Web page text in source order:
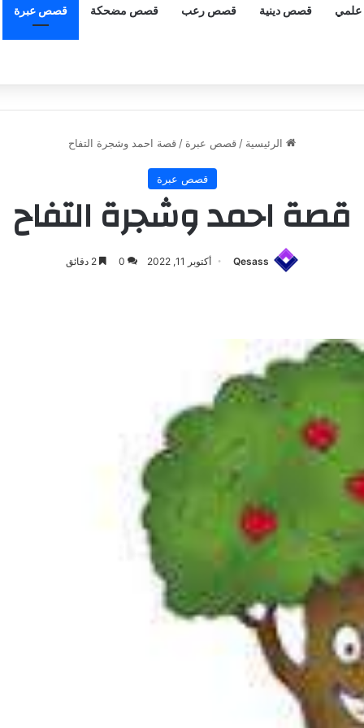
قصص دينية قصص رعب قصص مضحكة قصص عبرة
الرئيسية / قصص عبرة / قصة احمد وشجرة التفاح
قصص عبرة
قصة احمد وشجرة التفاح
Qesass أكتوبر 11, 2022 0